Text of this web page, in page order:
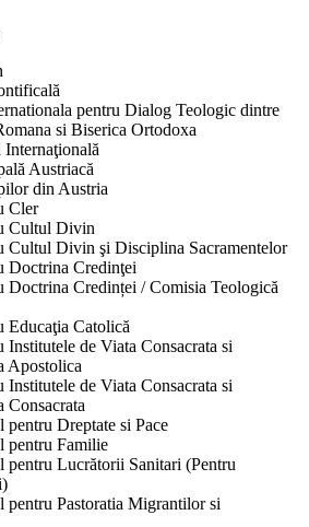
pentru Dialog Teologic dintre
si Biserica Ortodoxa
Austriacă
din Austria
Cler
Cultul Divin
Cultul Divin şi Disciplina Sacramentelor
Doctrina Credinţei
Doctrina Credinței / Comisia Teologică
Educaţia Catolică
Institutele de Viata Consacrata si
Apostolica
Institutele de Viata Consacrata si
Consacrata
Dreptate si Pace
pentru Familie
Lucrătorii Sanitari (Pentru
Pastoratia Migrantilor si